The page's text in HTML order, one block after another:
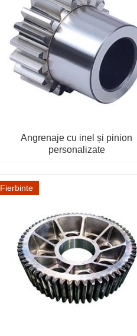
Angrenaje cu inel și pinion
personalizate
Fierbinte